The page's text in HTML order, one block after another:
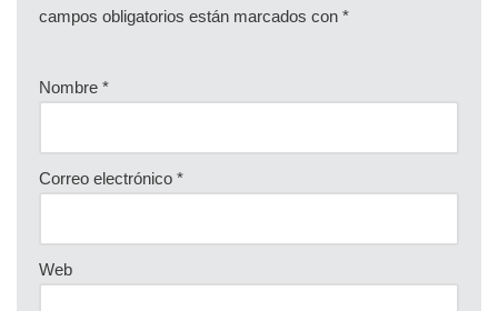
campos obligatorios están marcados con *
Nombre *
Correo electrónico *
Web